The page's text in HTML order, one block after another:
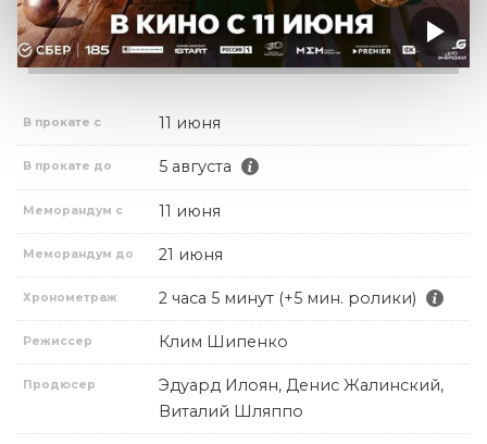
В прокате с 11 июня
В прокате до 5 августа
Меморандум с 11 июня
Меморандум до 21 июня
Хронометраж 2 часа 5 минут (+5 мин. ролики)
Режиссер Клим Шипенко
Продюсер
Эдуард Илоян, Денис Жалинский,
Виталий Шляппо